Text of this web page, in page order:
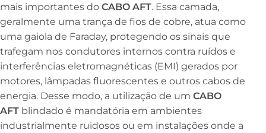
mais importantes do CABO AFT. Essa camada,
geralmente uma trança de fios de cobre, atua como
uma gaiola de Faraday, protegendo os sinais que
trafegam nos condutores internos contra ruídos e
interferências eletromagnéticas (EMI) gerados por
motores, lâmpadas fluorescentes e outros cabos de
energia. Desse modo, a utilização de um CABO
AFT blindado é mandatória em ambientes
industrialmente ruidosos ou em instalações onde a